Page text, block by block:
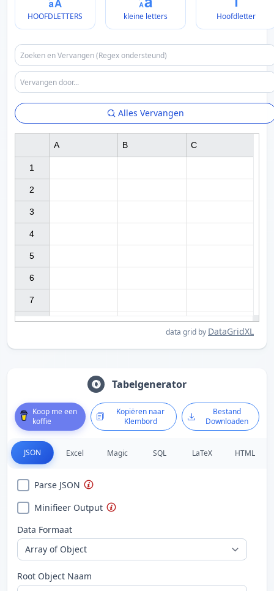
HOOFDLETTERS kleine letters Hoofdletter
Alles Vervangen
data grid by DataGridXL
1
2
3
4
5
6
7
A B C
Tabelgenerator
Koop me een
koffie
Kopiëren naar
Klembord
Bestand
Downloaden
JSON Excel Magic SQL LaTeX HTML
Parse JSON
Minifieer Output
Data Formaat
Root Object Naam